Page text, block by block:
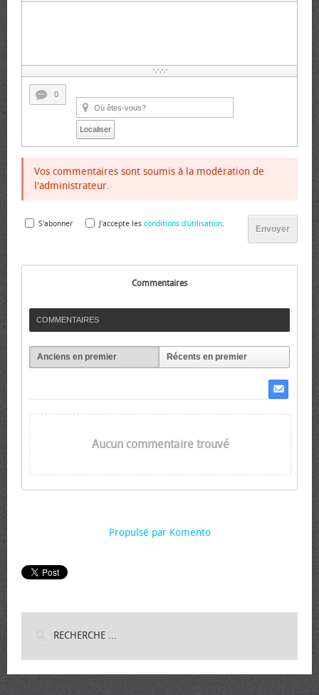
0
Localiser
Vos commentaires sont soumis à la modération de
l'administrateur.
Envoyer
S'abonner J'accepte les conditions d'utilisation.
Commentaires
COMMENTAIRES
Anciens en premier Récents en premier
Aucun commentaire trouvé
Propulsé par Komento